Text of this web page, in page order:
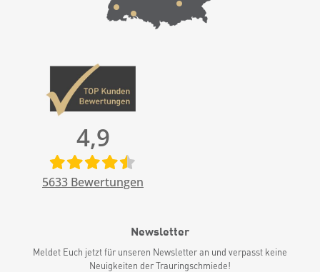
4,9
5633 Bewertungen
Newsletter
Meldet Euch jetzt für unseren Newsletter an und verpasst keine
Neuigkeiten der Trauringschmiede!